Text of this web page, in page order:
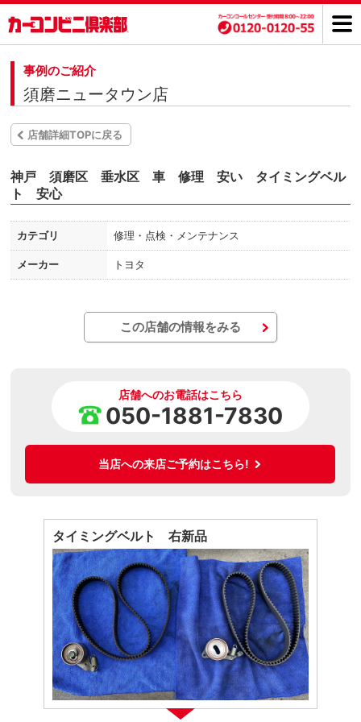
事例のご紹介
須磨ニュータウン店
店舗詳細TOPに戻る
神戸 須磨区 垂水区 車 修理 安い タイミングベル
ト 安心
カテゴリ 修理・点検・メンテナンス
メーカー トヨタ
この店舗の情報をみる
店舗へのお電話はこちら
050-1881-7830
当店への来店ご予約はこちら!
タイミングベルト 右新品